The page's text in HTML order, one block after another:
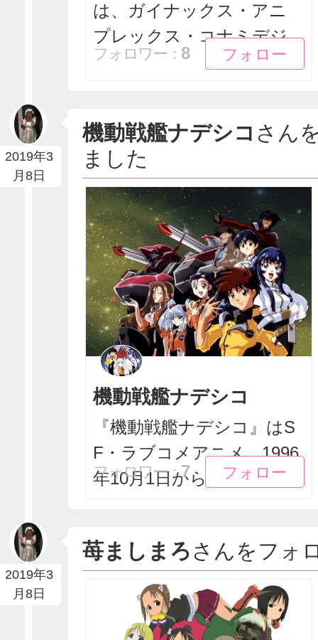
は、ガイナックス・アニ
プレックス・コナミデジ...
フォロー
フォロー
フォロワー： 8
2019年3
月8日
機動戦艦ナデシコ さん
ました
機動戦艦ナデシコ
『機動戦艦ナデシコ』はS
F・ラブコメアニメ。1996
年10月1日から... フォロー
フォロー
フォロワー：7
2019年3
月8日
苺ましまろさんをフォ